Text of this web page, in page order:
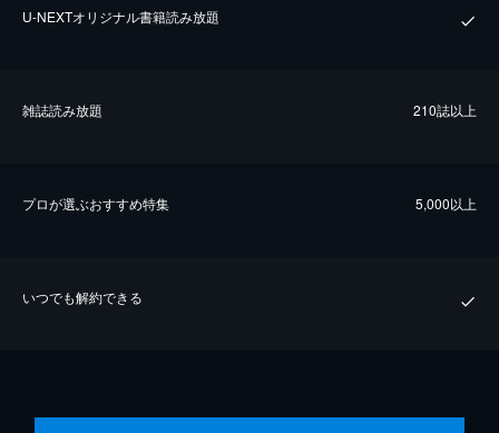
U-NEXTオリジナル書籍読み放題
雑誌読み放題 210誌以上
プロが選ぶおすすめ特集 5,000以上
いつでも解約できる